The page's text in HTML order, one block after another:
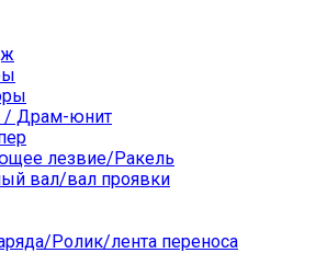
/ Драм-юнит
лезвие/Ракель
вал/вал проявки
Ролик/лента переноса